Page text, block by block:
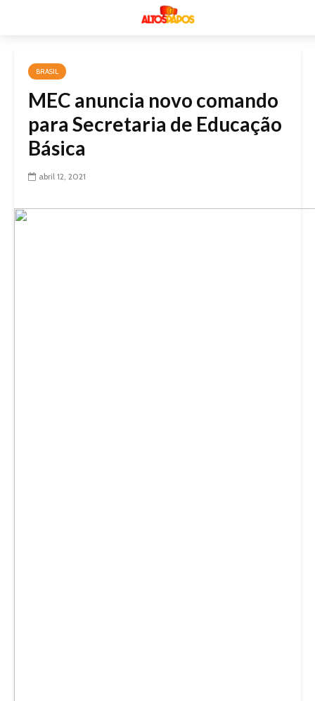
BRASIL
MEC anuncia novo comando
para Secretaria de Educação
Básica
abril 12, 2021